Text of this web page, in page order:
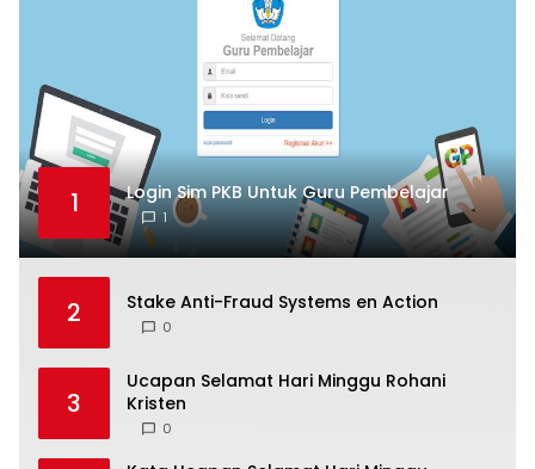
1 Login Sim PKB Untuk Guru Pembelajar
1
2 Stake Anti-Fraud Systems en Action
0
3
Ucapan Selamat Hari Minggu Rohani
Kristen
0